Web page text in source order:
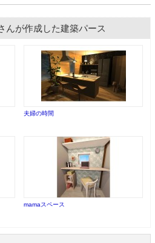
んが作成した建築パース
夫婦の時間
mamaスペース